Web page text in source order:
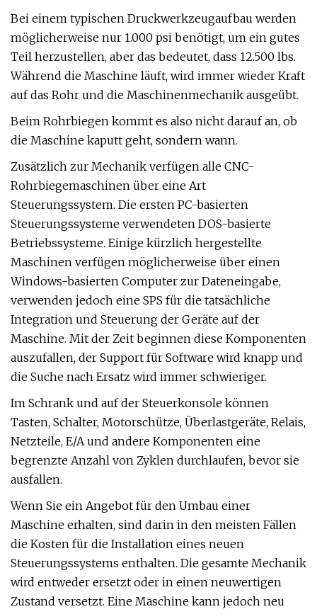
Bei einem typischen Druckwerkzeugaufbau werden
möglicherweise nur 1.000 psi benötigt, um ein gutes
Teil herzustellen, aber das bedeutet, dass 12.500 lbs.
Während die Maschine läuft, wird immer wieder Kraft
auf das Rohr und die Maschinenmechanik ausgeübt.
Beim Rohrbiegen kommt es also nicht darauf an, ob
die Maschine kaputt geht, sondern wann.
Zusätzlich zur Mechanik verfügen alle CNC-
Rohrbiegemaschinen über eine Art
Steuerungssystem. Die ersten PC-basierten
Steuerungssysteme verwendeten DOS-basierte
Betriebssysteme. Einige kürzlich hergestellte
Maschinen verfügen möglicherweise über einen
Windows-basierten Computer zur Dateneingabe,
verwenden jedoch eine SPS für die tatsächliche
Integration und Steuerung der Geräte auf der
Maschine. Mit der Zeit beginnen diese Komponenten
auszufallen, der Support für Software wird knapp und
die Suche nach Ersatz wird immer schwieriger.
Im Schrank und auf der Steuerkonsole können
Tasten, Schalter, Motorschütze, Überlastgeräte, Relais,
Netzteile, E/A und andere Komponenten eine
begrenzte Anzahl von Zyklen durchlaufen, bevor sie
ausfallen.
Wenn Sie ein Angebot für den Umbau einer
Maschine erhalten, sind darin in den meisten Fällen
die Kosten für die Installation eines neuen
Steuerungssystems enthalten. Die gesamte Mechanik
wird entweder ersetzt oder in einen neuwertigen
Zustand versetzt. Eine Maschine kann jedoch neu